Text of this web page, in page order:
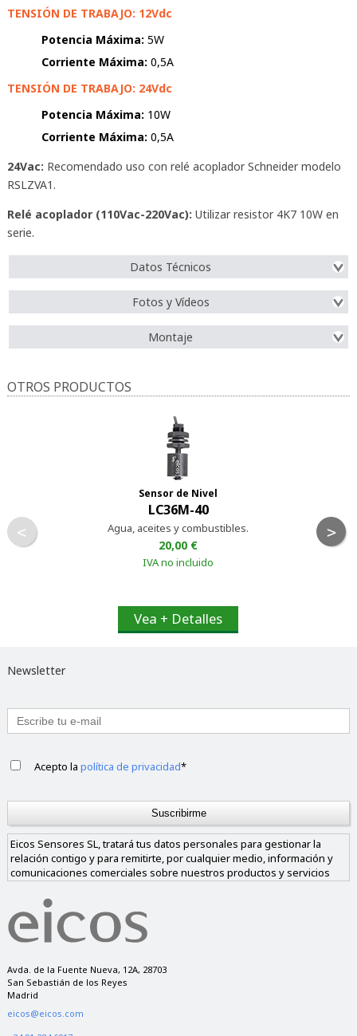
TENSIÓN DE TRABAJO: 12Vdc
Potencia Máxima: 5W
Corriente Máxima: 0,5A
TENSIÓN DE TRABAJO: 24Vdc
Potencia Máxima: 10W
Corriente Máxima: 0,5A
24Vac: Recomendado uso con relé acoplador Schneider modelo
RSLZVA1.
Relé acoplador (110Vac-220Vac): Utilizar resistor 4K7 10W en
serie.
Datos Técnicos
Fotos y Vídeos
Montaje
OTROS PRODUCTOS
<
Sensor de Nivel
LC36M-40
Agua, aceites y combustibles.
20,00 €
IVA no incluido
Vea + Detalles
>
Newsletter
Acepto lapolítica de privacidad*
Eicos Sensores SL, tratará tus datos personales para gestionar la
relación contigo y para remitirte, por cualquier medio, información y
comunicaciones comerciales sobre nuestros productos y servicios
nuestro grupo si nos das tu consentimiento y nunca a empresas
ajenas al mismo. Tienes derecho a acceder, rectificar y suprimir los
datos, así como a otros derechos, como se explica en nuestra política
de privacidad.
Avda. de la Fuente Nueva, 12A, 28703
San Sebastián de los Reyes
Madrid
eicos@eicos.com